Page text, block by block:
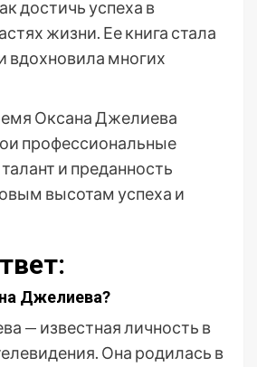
достичь успеха в
жизни. Ее книга стала
вдохновила многих
Оксана Джелиева
профессиональные
и преданность
высотам успеха и
Джелиева?
— известная личность в
Она родилась в